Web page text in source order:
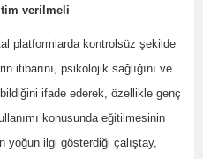
verilmeli
platformlarda kontrolsüz şekilde
itibarını, psikolojik sağlığını ve
ifade ederek, özellikle genç
konusunda eğitilmesinin
yoğun ilgi gösterdiği çalıştay,